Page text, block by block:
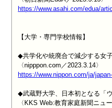
https://www.asahi.com/edua/
【大学・専門学校情報】
◆共学化や統廃合で減少する女
https://www.nippon.com/ja/
◆武蔵野大学、日本初となる「